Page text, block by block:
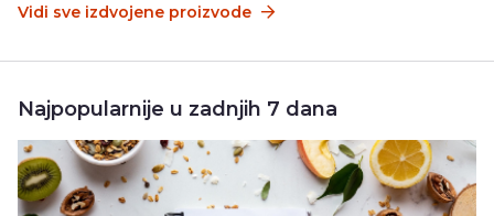
Vidi sve izdvojene proizvode
Najpopularnije u zadnjih 7 dana